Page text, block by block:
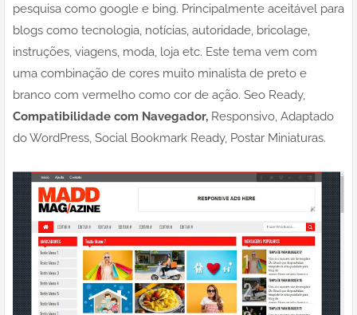
pesquisa como google e bing. Principalmente aceitável para
blogs como tecnologia, notícias, autoridade, bricolage,
instruções, viagens, moda, loja etc. Este tema vem com
uma combinação de cores muito minalista de preto e
branco com vermelho como cor de ação. Seo Ready,
Compatibilidade com Navegador, Responsivo, Adaptado
do WordPress, Social Bookmark Ready, Postar Miniaturas.